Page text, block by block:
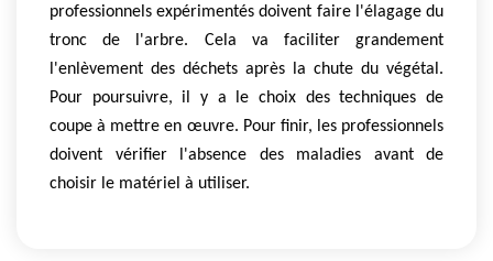
professionnels expérimentés doivent faire l'élagage du
tronc de l'arbre. Cela va faciliter grandement
l'enlèvement des déchets après la chute du végétal.
Pour poursuivre, il y a le choix des techniques de
coupe à mettre en œuvre. Pour finir, les professionnels
doivent vérifier l'absence des maladies avant de
choisir le matériel à utiliser.